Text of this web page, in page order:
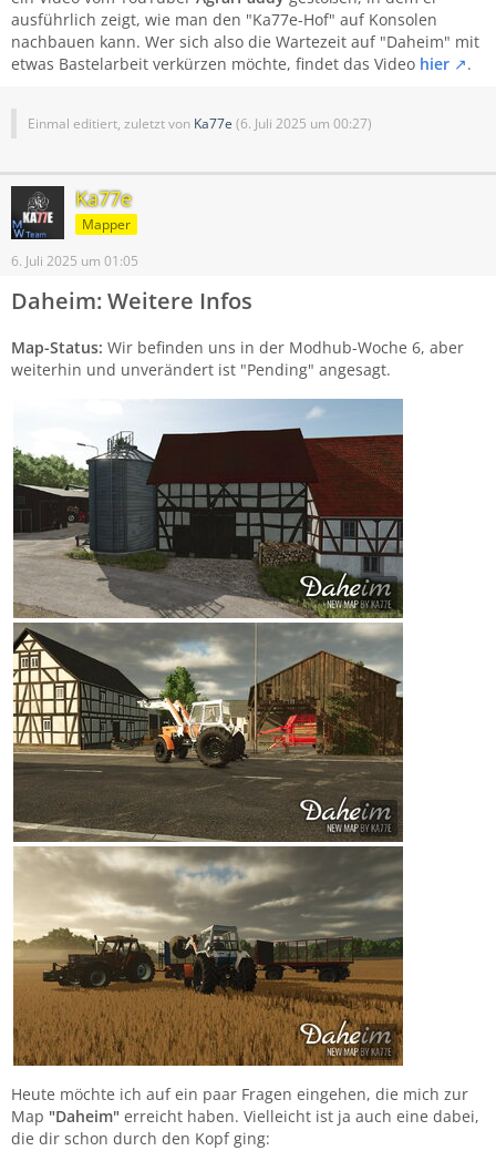
ausführlich zeigt, wie man den "Ka77e-Hof" auf Konsolen
nachbauen kann. Wer sich also die Wartezeit auf "Daheim" mit
etwas Bastelarbeit verkürzen möchte, findet das Video hier .
Einmal editiert, zuletzt von Ka77e (6. Juli 2025 um 00:27)
Ka77e
Mapper
6. Juli 2025 um 01:05
Daheim: Weitere Infos
Map-Status: Wir befinden uns in der Modhub-Woche 6, aber
weiterhin und unverändert ist "Pending" angesagt.
Heute möchte ich auf ein paar Fragen eingehen, die mich zur
Map "Daheim" erreicht haben. Vielleicht ist ja auch eine dabei,
die dir schon durch den Kopf ging: